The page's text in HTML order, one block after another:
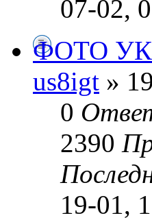
07-02,
ФОТО
us8igt »
0
2390
19-01,